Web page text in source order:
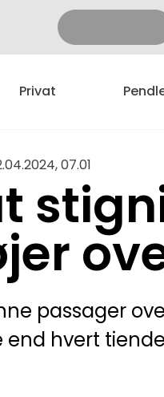
Privat
07.01
passager
end hvert